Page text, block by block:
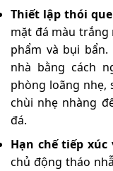
Thiết lập thói
mặt đá màu
phẩm và bụi
nhà bằng cách
phòng loãng nhẹ,
chùi nhẹ nhàng
đá.
Hạn chế tiếp
chủ động tháo